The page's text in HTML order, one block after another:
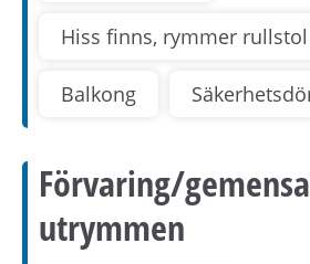
Hiss finns, rymmer rullstol
Balkong
Förvaring/
utrymmen